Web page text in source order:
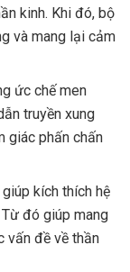
kinh. Khi đó, bộ
và mang lại cảm
ức chế men
truyền xung
giác phấn chấn
kích thích hệ
đó giúp mang
vấn đề về thần